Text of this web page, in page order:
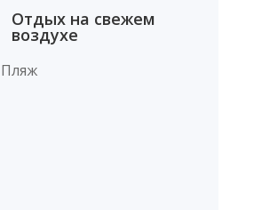
Отдых на свежем
воздухе
Пляж